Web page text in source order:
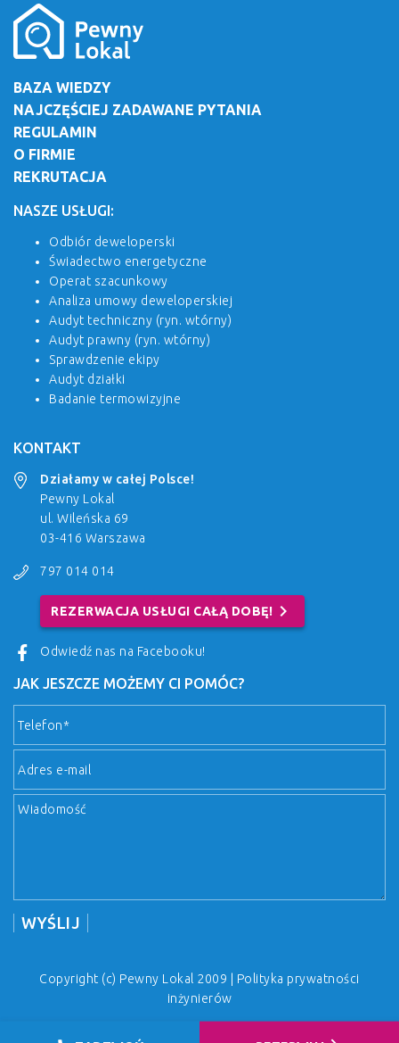
BAZA WIEDZY
NAJCZĘŚCIEJ ZADAWANE PYTANIA
REGULAMIN
O FIRMIE
REKRUTACJA
NASZE USŁUGI:
Odbiór deweloperski
Świadectwo energetyczne
Operat szacunkowy
Analiza umowy deweloperskiej
Audyt techniczny (ryn. wtórny)
Audyt prawny (ryn. wtórny)
Sprawdzenie ekipy
Audyt działki
Badanie termowizyjne
KONTAKT
Działamy w całej Polsce!
Pewny Lokal
ul. Wileńska 69
03-416 Warszawa
797 014 014
REZERWACJA USŁUGI CAŁĄ DOBĘ! chevron_right
Odwiedź nas na Facebooku!
JAK JESZCZE MOŻEMY CI POMÓC?
Copyright (c) Pewny Lokal 2009 | Polityka prywatności
inżynierów